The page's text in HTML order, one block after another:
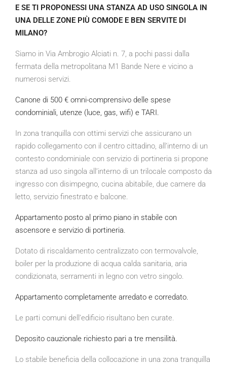
E SE TI PROPONESSI UNA STANZA AD USO SINGOLA IN
UNA DELLE ZONE PIÙ COMODE E BEN SERVITE DI
MILANO?
Siamo in Via Ambrogio Alciati n. 7, a pochi passi dalla
fermata della metropolitana M1 Bande Nere e vicino a
numerosi servizi.
Canone di 500 € omni-comprensivo delle spese
condominiali, utenze (luce, gas, wifi) e TARI.
In zona tranquilla con ottimi servizi che assicurano un
rapido collegamento con il centro cittadino, all’interno di un
contesto condominiale con servizio di portineria si propone
stanza ad uso singola all’interno di un trilocale composto da
ingresso con disimpegno, cucina abitabile, due camere da
letto, servizio finestrato e balcone.
Appartamento posto al primo piano in stabile con
ascensore e servizio di portineria.
Dotato di riscaldamento centralizzato con termovalvole,
boiler per la produzione di acqua calda sanitaria, aria
condizionata, serramenti in legno con vetro singolo.
Appartamento completamente arredato e corredato.
Le parti comuni dell’edificio risultano ben curate.
Deposito cauzionale richiesto pari a tre mensilità.
Lo stabile beneficia della collocazione in una zona tranquilla